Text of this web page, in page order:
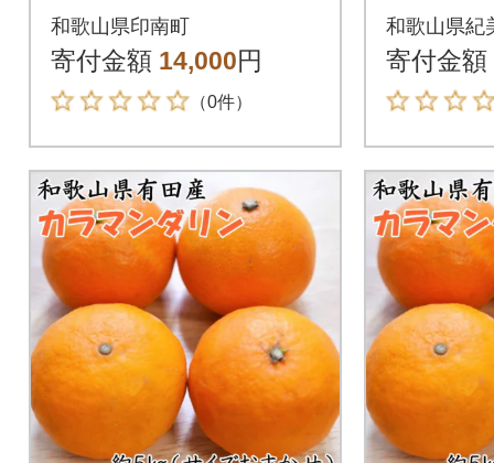
約5kg(サイズおまか
せ)【印南町】
和歌山県印南町
寄付金額 14,000円
（0件）
約5kg(
せ)【紀
和歌山県紀
寄付金額